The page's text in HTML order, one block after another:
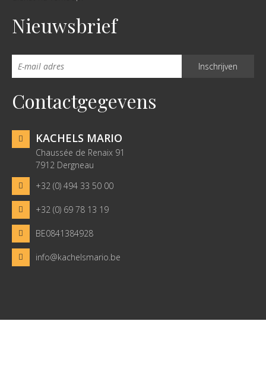
Nieuwsbrief
Contactgegevens
KACHELS MARIO
Chaussée de Renaix 91
7912 Dergneau
+32 (0) 494 33 50 00
+32 (0) 69 78 13 19
BE0841384928
info@kachelsmario.be